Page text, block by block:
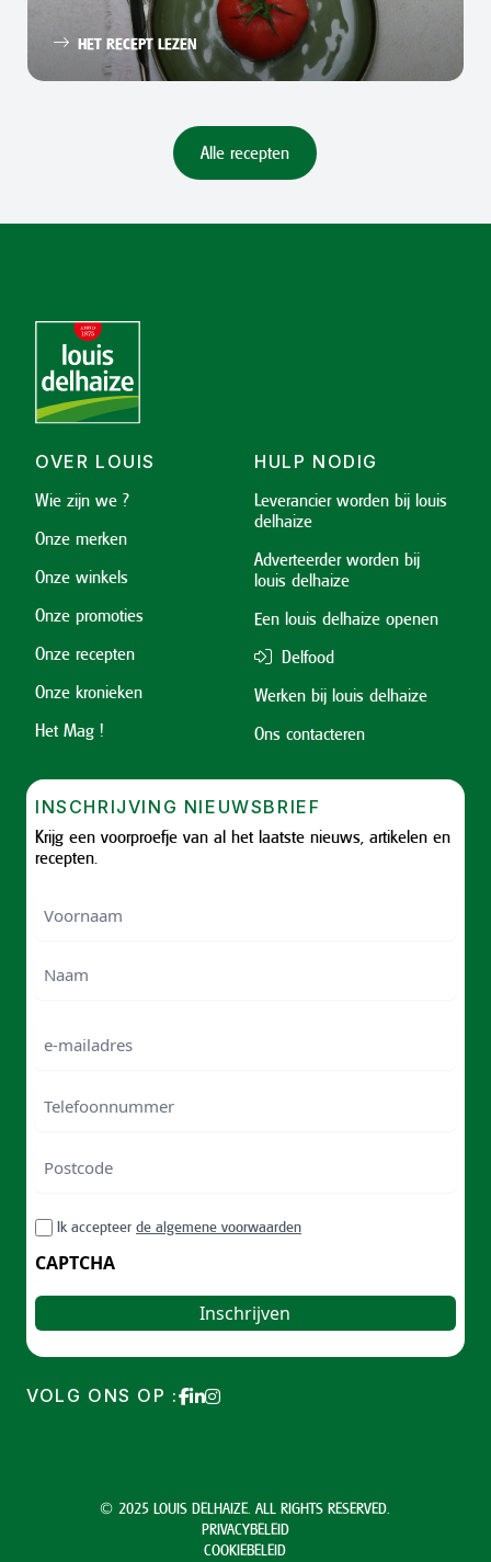
HET RECEPT LEZEN
Alle recepten
OVER LOUIS
Wie zijn we ?
Onze merken
Onze winkels
Onze promoties
Onze recepten
Onze kronieken
Het Mag !
HULP NODIG
Leverancier worden bij louis
delhaize
Adverteerder worden bij
louis delhaize
Een louis delhaize openen
Delfood
Werken bij louis delhaize
Ons contacteren
INSCHRIJVING NIEUWSBRIEF
Krijg een voorproefje van al het laatste nieuws, artikelen en
recepten.
mailadres
/
Postal
RGPDIk accepteer de algemene voorwaarden
CAPTCHA
VOLG ONS OP :
© 2025 LOUIS DELHAIZE. ALL RIGHTS RESERVED.
PRIVACYBELEID
COOKIEBELEID